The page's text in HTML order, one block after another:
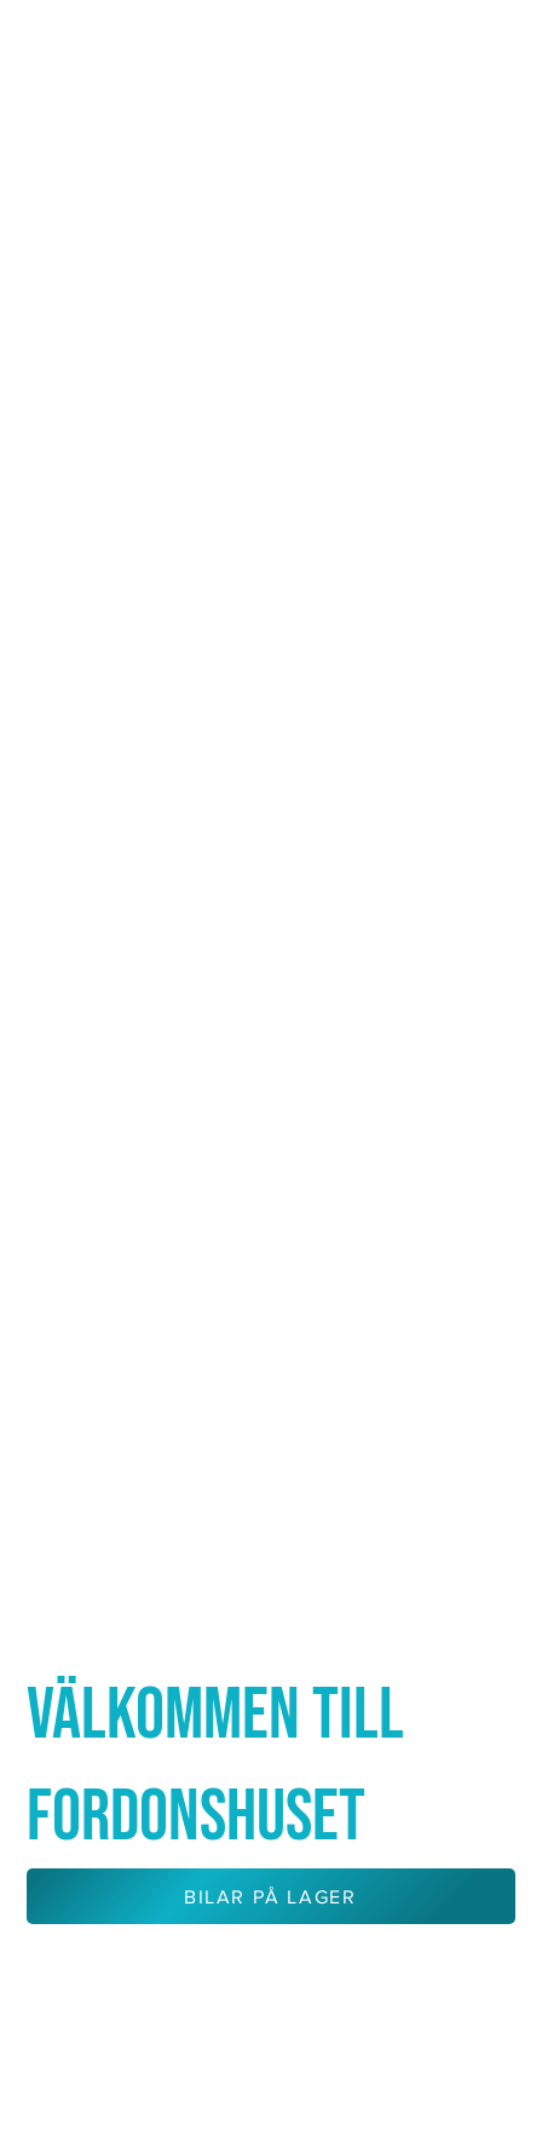
VÄLKOMMEN TILL
FORDONSHUSET
BILAR PÅ LAGER